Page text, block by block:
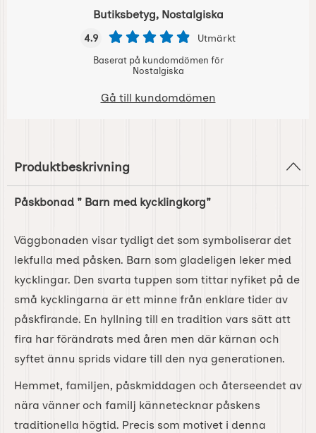
Butiksbetyg, Nostalgiska
4.9 Utmärkt
Baserat på kundomdömen för
Nostalgiska
Gå till kundomdömen
Produktbeskrivning
Påskbonad " Barn med kycklingkorg"
Väggbonaden visar tydligt det som symboliserar det
lekfulla med påsken. Barn som gladeligen leker med
kycklingar. Den svarta tuppen som tittar nyfiket på de
små kycklingarna är ett minne från enklare tider av
påskfirande. En hyllning till en tradition vars sätt att
fira har förändrats med åren men där kärnan och
syftet ännu sprids vidare till den nya generationen.
Hemmet, familjen, påskmiddagen och återseendet av
nära vänner och familj kännetecknar påskens
traditionella högtid. Precis som motivet i denna